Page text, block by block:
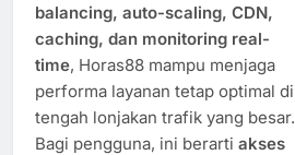
balancing, auto-scaling, CDN,
caching, dan monitoring real-
time, Horas88 mampu menjaga
performa layanan tetap optimal di
tengah lonjakan trafik yang besar.
Bagi pengguna, ini berarti akses